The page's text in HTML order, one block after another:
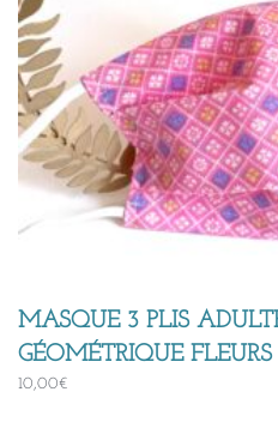
MASQUE 3 PLIS
GÉOMÉTRIQUE FLEURS
10,00€